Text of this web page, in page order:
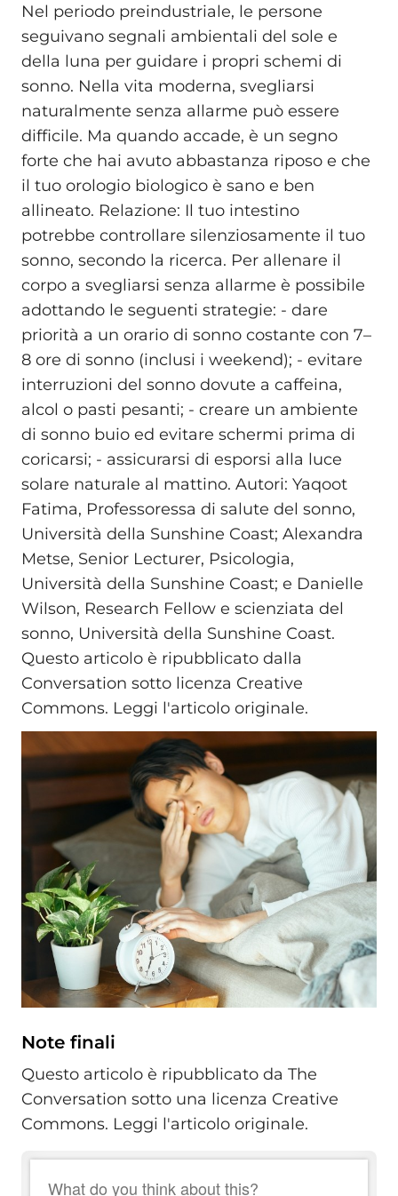
Nel periodo preindustriale, le persone
seguivano segnali ambientali del sole e
della luna per guidare i propri schemi di
sonno. Nella vita moderna, svegliarsi
naturalmente senza allarme può essere
difficile. Ma quando accade, è un segno
forte che hai avuto abbastanza riposo e che
il tuo orologio biologico è sano e ben
allineato. Relazione: Il tuo intestino
potrebbe controllare silenziosamente il tuo
sonno, secondo la ricerca. Per allenare il
corpo a svegliarsi senza allarme è possibile
adottando le seguenti strategie: - dare
priorità a un orario di sonno costante con 7–
8 ore di sonno (inclusi i weekend); - evitare
interruzioni del sonno dovute a caffeina,
alcol o pasti pesanti; - creare un ambiente
di sonno buio ed evitare schermi prima di
coricarsi; - assicurarsi di esporsi alla luce
solare naturale al mattino. Autori: Yaqoot
Fatima, Professoressa di salute del sonno,
Università della Sunshine Coast; Alexandra
Metse, Senior Lecturer, Psicologia,
Università della Sunshine Coast; e Danielle
Wilson, Research Fellow e scienziata del
sonno, Università della Sunshine Coast.
Questo articolo è ripubblicato dalla
Conversation sotto licenza Creative
Commons. Leggi l'articolo originale.
Note finali
Questo articolo è ripubblicato da The
Conversation sotto una licenza Creative
Commons. Leggi l'articolo originale.